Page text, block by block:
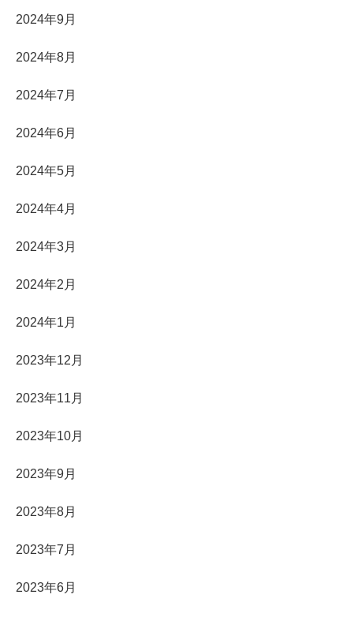
2024年9月
2024年8月
2024年7月
2024年6月
2024年5月
2024年4月
2024年3月
2024年2月
2024年1月
2023年12月
2023年11月
2023年10月
2023年9月
2023年8月
2023年7月
2023年6月